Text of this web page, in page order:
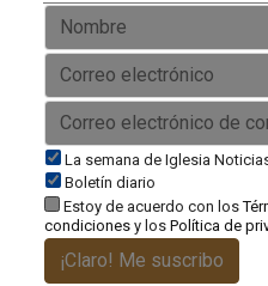
La semana de Iglesia
Boletín diario
Estoy de acuerdo con los
condiciones y los Política de
¡Claro! Me suscribo